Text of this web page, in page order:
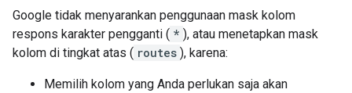
Google tidak menyarankan penggunaan mask kolom
respons karakter pengganti ( * ), atau menetapkan mask
kolom di tingkat atas ( routes ), karena:
Memilih kolom yang Anda perlukan saja akan